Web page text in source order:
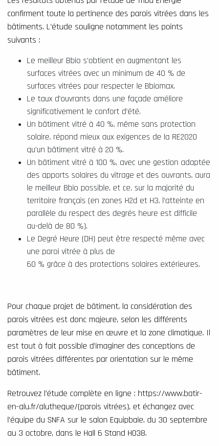
confirment toute la pertinence des parois vitrées dans les
bâtiments. L’étude souligne notamment les points
suivants :
Le meilleur Bbio s’obtient en augmentant les
surfaces vitrées avec un minimum de 40 % de
surfaces vitrées pour respecter le Bbiomax.
Le taux d’ouvrants dans une façade améliore
significativement le confort d’été.
Un bâtiment vitré à 40 %, même sans protection
solaire, répond mieux aux exigences de la RE2020
qu’un bâtiment vitré à 20 %.
Un bâtiment vitré à 100 %, avec une gestion adaptée
des apports solaires du vitrage et des ouvrants, aura
le meilleur Bbio possible, et ce, sur la majorité du
territoire français (en zones H2d et H3, l’atteinte en
parallèle du respect des degrés heure est difficile
au-delà de 80 %).
Le Degré Heure (DH) peut être respecté même avec
une paroi vitrée à plus de
60 % grâce à des protections solaires extérieures.
Pour chaque projet de bâtiment, la considération des
parois vitrées est donc majeure, selon les différents
paramètres de leur mise en œuvre et la zone climatique. Il
est tout à fait possible d’imaginer des conceptions de
parois vitrées différentes par orientation sur le même
bâtiment.
Retrouvez l’étude complète en ligne : https://www.batir-
en-alu.fr/alutheque/(parois vitrées), et échangez avec
l’équipe du SNFA sur le salon Equipbaie, du 30 septembre
au 3 octobre, dans le Hall 6 Stand H038.